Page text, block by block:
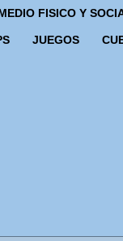
FISICO Y
JUEGOS